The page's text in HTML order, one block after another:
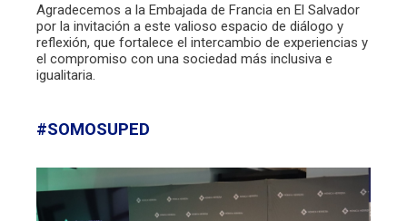
Agradecemos a la Embajada de Francia en El Salvador
por la invitación a este valioso espacio de diálogo y
reflexión, que fortalece el intercambio de experiencias y
el compromiso con una sociedad más inclusiva e
igualitaria.
#SOMOSUPED